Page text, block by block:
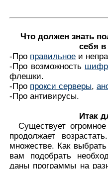
Что должен знать
себя
-Про правильное и
-Про возможность
флешки.
-Про прокси серверы,
-Про антивирусы.
Итак
Существует
продолжает
множестве. Как
вам подобрать
даны программы на